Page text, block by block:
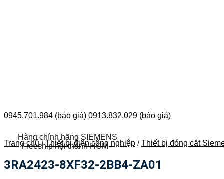
0945.701.984 (báo giá) 0913.832.029 (báo giá)
Hàng chính hãng SIEMENS
Freeship nội thành HCM
Trang chủ / Thiết bị điện công nghiệp / Thiết bị đóng cắt
3RA2423-8XF32-2BB4-ZA01